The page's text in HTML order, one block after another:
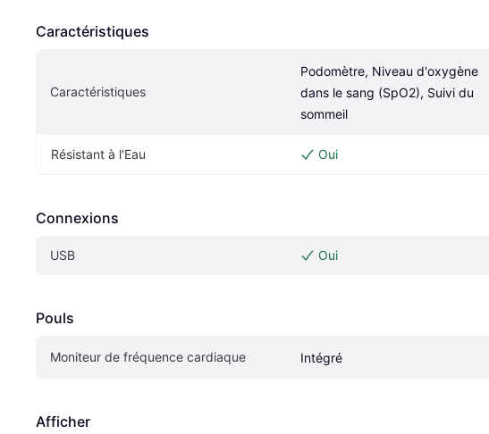
Caractéristiques
Caractéristiques
Podomètre, Niveau d'oxygène
dans le sang (SpO2), Suivi du
sommeil
Résistant à l'Eau Oui
Connexions
USB Oui
Pouls
Moniteur de fréquence cardiaque Intégré
Afficher